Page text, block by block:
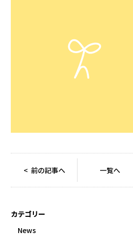
< 前の記事へ 一覧へ
カテゴリー
News